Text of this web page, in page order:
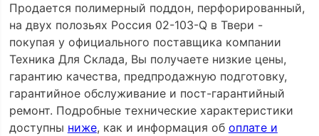
Продается полимерный поддон, перфорированный,
на двух полозьях Россия 02-103-Q в Твери -
покупая у официального поставщика компании
Техника Для Склада, Вы получаете низкие цены,
гарантию качества, предпродажную подготовку,
гарантийное обслуживание и пост-гарантийный
ремонт. Подробные технические характеристики
доступны ниже, как и информация об оплате и